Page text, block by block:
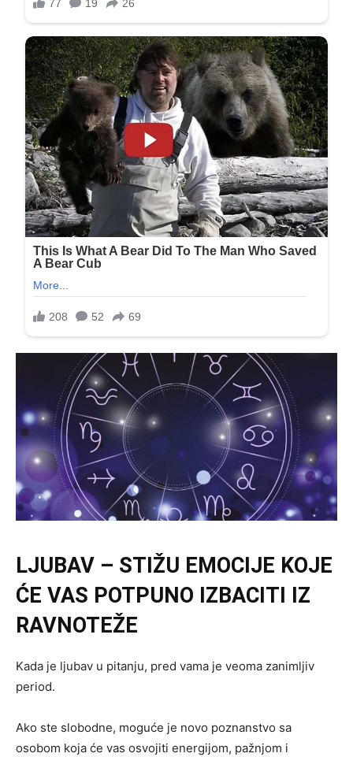
LJUBAV – STIŽU EMOCIJE KOJE
ĆE VAS POTPUNO IZBACITI IZ
RAVNOTEŽE
Kada je ljubav u pitanju, pred vama je veoma zanimljiv
period.
Ako ste slobodne, moguće je novo poznanstvo sa
osobom koja će vas osvojiti energijom, pažnjom i